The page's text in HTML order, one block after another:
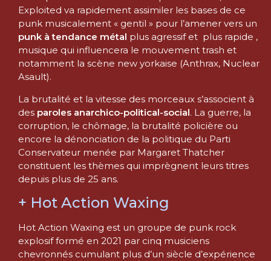
Exploited va rapidement assimiler les bases de ce
punk musicalement « gentil » pour l’amener vers un
punk à tendance métal plus agressif et plus rapide ,
musique qui influencera le mouvement trash et
notamment la scène new yorkaise (Anthrax, Nuclear
Asault).
La brutalité et la vitesse des morceaux s’associent à
des paroles anarchico-political-social. La guerre, la
corruption, le chômage, la brutalité policière ou
encore la dénonciation de la politique du Parti
Conservateur menée par Margaret Thatcher
constituent les thèmes qui imprègnent leurs titres
depuis plus de 25 ans.
+ Hot Action Waxing
Hot Action Waxing est un groupe de punk rock
explosif formé en 2021 par cinq musiciens
chevronnés cumulant plus d’un siècle d’expérience